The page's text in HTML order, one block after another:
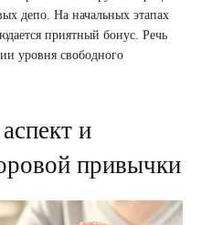
депо. На начальных этапах
приятный бонус. Речь
уровня свободного
и
привычки